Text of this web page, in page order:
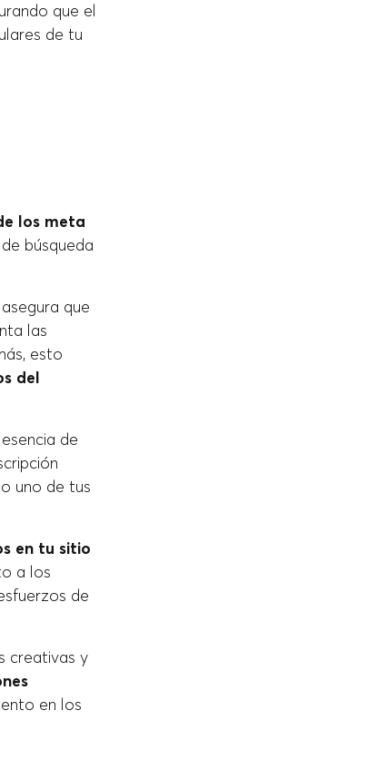
que el
de tu
los meta
búsqueda
que
las
esto
del
de
uno de tus
en tu sitio
a los
de
creativas y
en los